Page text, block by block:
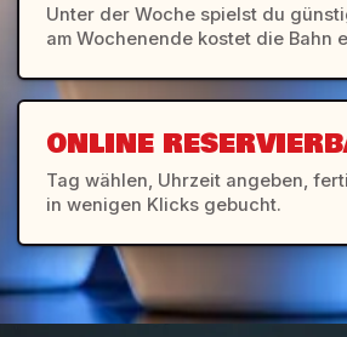
Unter der Woche spielst du
am Wochenende kostet die Bahn
ONLINE
Tag wählen, Uhrzeit angeben,
in wenigen Klicks gebucht.